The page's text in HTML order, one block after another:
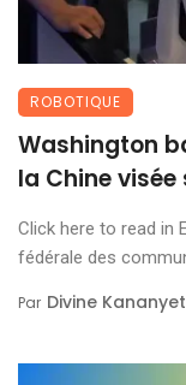
ROBOTIQUE
Washington
la Chine
Click here to read in
fédérale des
Par Divine Kananyet